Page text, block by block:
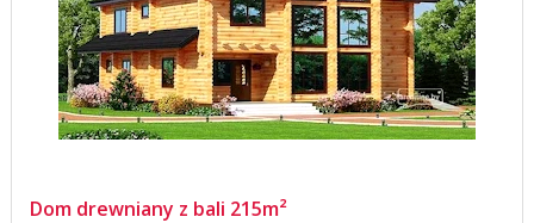
Dom drewniany z bali 215m²